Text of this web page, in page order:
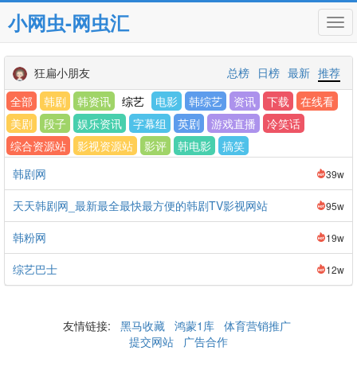
小网虫-网虫汇
狂扁小朋友 推荐
最新
日榜
总榜
全部
韩剧 韩资讯 综艺 电影 韩综艺 资讯 下载
在线看
美剧
段子 娱乐资讯 字幕组 英剧 游戏直播
冷笑话
综合资源站
影视资源站 影评 韩电影
搞笑
韩剧网
39w
天天韩剧网_最新最全最快最方便的韩剧TV影视网站 95w
韩粉网 19w
综艺巴士 12w
友情链接: 黑马收藏 鸿蒙1库 体育营销推广
提交网站
广告合作